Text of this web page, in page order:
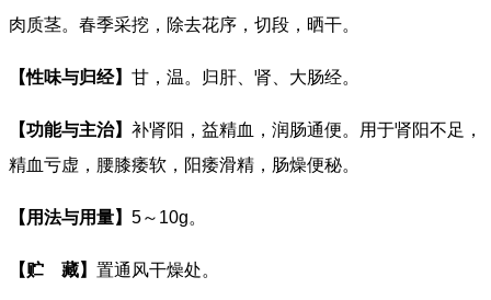
肉质茎。春季采挖，除去花序，切段，晒干。
【性味与归经】 甘，温。归肝、肾、大肠经。
【功能与主治】 补肾阳，益精血，润肠通便。用于肾阳不足，
精血亏虚，腰膝痿软，阳痿滑精，肠燥便秘。
【用法与用量】 5～ 10g。
【贮 藏】 置通风干燥处。